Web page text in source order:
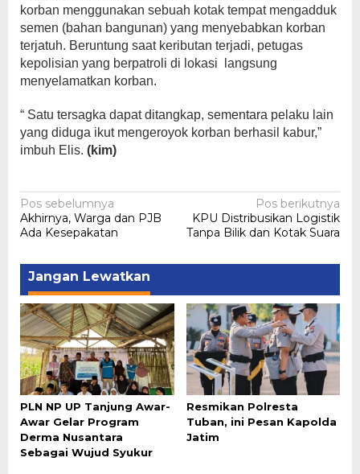
korban menggunakan sebuah kotak tempat mengadduk
semen (bahan bangunan) yang menyebabkan korban
terjatuh. Beruntung saat keributan terjadi, petugas
kepolisian yang berpatroli di lokasi langsung
menyelamatkan korban.
“ Satu tersagka dapat ditangkap, sementara pelaku lain
yang diduga ikut mengeroyok korban berhasil kabur,”
imbuh Elis. (kim)
Navigasi
pos
Pos sebelumnya
Akhirnya, Warga dan PJB
Ada Kesepakatan
Pos berikutnya
KPU Distribusikan Logistik
Tanpa Bilik dan Kotak Suara
Jangan Lewatkan
PLN NP UP Tanjung Awar-
Awar Gelar Program
Derma Nusantara
Sebagai Wujud Syukur
Resmikan Polresta
Tuban, ini Pesan Kapolda
Jatim